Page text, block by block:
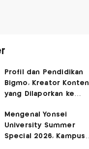
Profil dan Pendidikan
Bigmo, Kreator Konten
yang Dilaporkan ke
Promosi Vape
Mengenal Yonsei
University Summer
Special 2026, Kampus